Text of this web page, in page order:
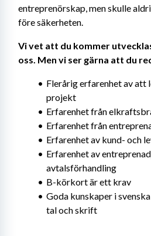
entreprenörskap, men skulle
före säkerheten.
Vi vet att du kommer
oss. Men vi ser gärna att du
Flerårig erfarenhet av att
projekt
Erfarenhet från
Erfarenhet från
Erfarenhet av kund- och
Erfarenhet av
avtalsförhandling
B-körkort är ett krav
Goda kunskaper i
tal och skrift